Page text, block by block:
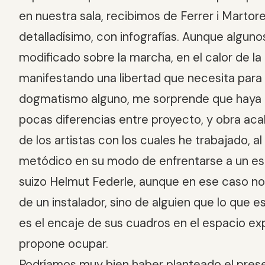
en nuestra sala, recibimos de Ferrer i
detalladísimo, con infografías. Aunque
modificado sobre la marcha, en el calor de
manifestando una libertad que necesita
dogmatismo alguno, me sorprende que
pocas diferencias entre proyecto, y obra
de los artistas con los cuales he trabajado,
metódico en su modo de enfrentarse a un
suizo Helmut Federle, aunque en ese caso
de un instalador, sino de alguien que lo que
es el encaje de sus cuadros en el espacio
propone ocupar.